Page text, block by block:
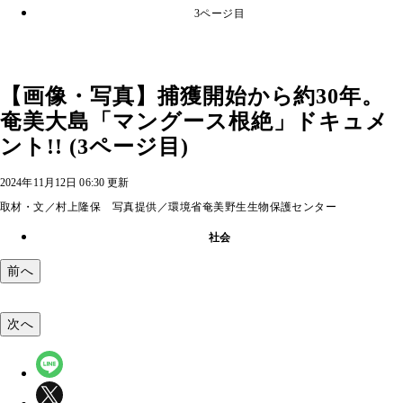
3ページ目
【画像・写真】捕獲開始から約30年。
奄美大島「マングース根絶」ドキュメ
ント!! (3ページ目)
2024年11月12日 06:30 更新
取材・文／村上隆保 写真提供／環境省奄美野生生物保護センター
社会
前へ
次へ